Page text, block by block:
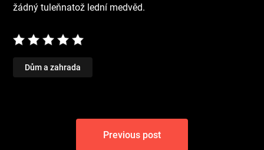
žádný tuleňnatož lední medvěd.
Dům a zahrada
Navigace
Previous post